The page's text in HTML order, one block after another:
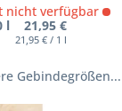
nicht verfügbar
l 21,95 €
21,95 € / 1 l
Gebindegrößen...